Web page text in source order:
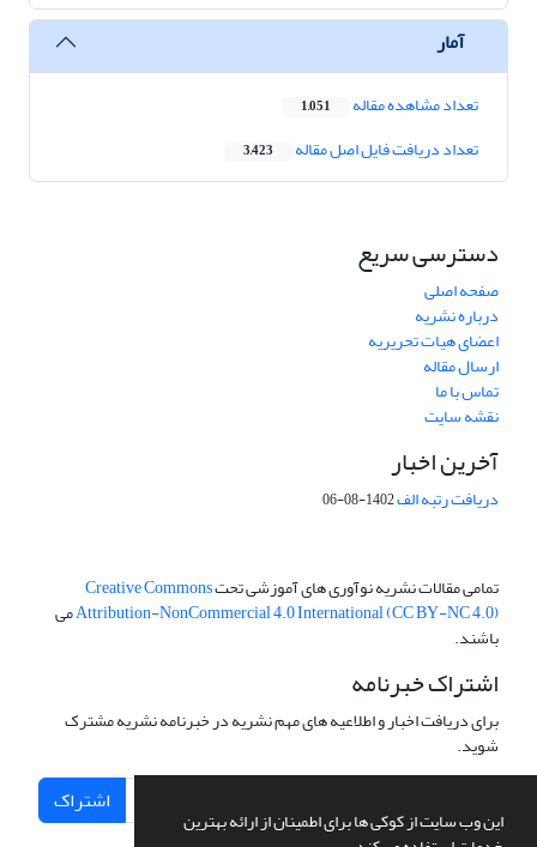
این وب سایت از کوکی ها برای اطمینان از ارائه بهترین
آمار
تعداد مشاهده مقاله 1,051
تعداد دریافت فایل اصل مقاله 3,423
دسترسی سریع
صفحه اصلی
درباره نشریه
اعضای هیات تحریریه
ارسال مقاله
تماس با ما
نقشه سایت
آخرین اخبار
دریافت رتبه الف1402-08-06
تمامی مقالات نشریه نوآوری های آموزشی تحتCreative Commons
Attribution-NonCommercial 4.0 International (CC BY-NC 4.0)می
باشند.
اشتراک خبرنامه
برای دریافت اخبار و اطلاعیه های مهم نشریه در خبرنامه نشریه مشترک
شوید.
اشتراک